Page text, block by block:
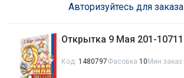
Авторизуйтесь для заказа
Открытка 9 Мая 201-10711
Код: 1480797Фасовка 10Мин заказ: